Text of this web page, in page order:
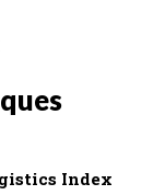
Index